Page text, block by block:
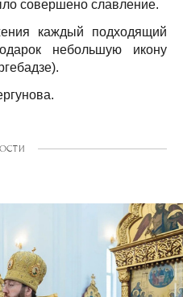
совершено славление.
каждый подходящий
небольшую икону